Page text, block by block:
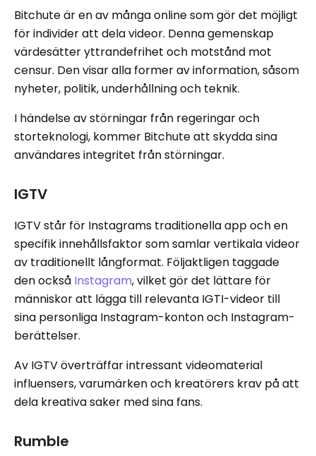
Bitchute är en av många online som gör det möjligt
för individer att dela videor. Denna gemenskap
värdesätter yttrandefrihet och motstånd mot
censur. Den visar alla former av information, såsom
nyheter, politik, underhållning och teknik.
I händelse av störningar från regeringar och
storteknologi, kommer Bitchute att skydda sina
användares integritet från störningar.
IGTV
IGTV står för Instagrams traditionella app och en
specifik innehållsfaktor som samlar vertikala videor
av traditionellt långformat. Följaktligen taggade
den också Instagram, vilket gör det lättare för
människor att lägga till relevanta IGTI-videor till
sina personliga Instagram-konton och Instagram-
berättelser.
Av IGTV överträffar intressant videomaterial
influensers, varumärken och kreatörers krav på att
dela kreativa saker med sina fans.
Rumble